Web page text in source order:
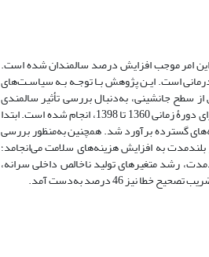
این امر موجب افزایش درصد سالمندان شده است.
است. ایـن پژوهش بـا توجـه بـه سیاسـت‌های
سطح جانشینی، به‌دنبال بررسی تأثیر سالمندی
جمعیت بر سهم هزینه‌های سلامت در تولید ناخالص داخلی است و با استفاده از داده‌های مرکز آمار ایران و داده‌های بانک جهانی، برای دورۀ زمانی 1360 تا 1398، انجام شده است. ابتدا
گسترده برآورد شد. همچنین به‌منظور بررسی
به افزایش هزینه‌های سلامت می‌انجامد؛
همچنین در بلندمدت، رشد متغیرهای تولید ناخالص داخلی سرانه،
46 درصد به‌دست آمد.